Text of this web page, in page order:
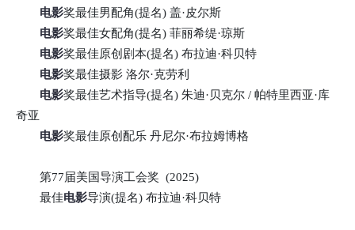
电影奖最佳男配角(提名) 盖·皮尔斯
电影奖最佳女配角(提名) 菲丽希缇·琼斯
电影奖最佳原创剧本(提名) 布拉迪·科贝特
电影奖最佳摄影 洛尔·克劳利
电影奖最佳艺术指导(提名) 朱迪·贝克尔 / 帕特里西亚·库
奇亚
电影奖最佳原创配乐 丹尼尔·布拉姆博格
第77届美国导演工会奖 (2025)
最佳电影导演(提名) 布拉迪·科贝特